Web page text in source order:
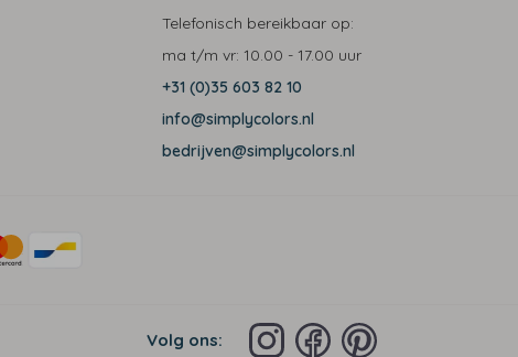
Telefonisch bereikbaar op:
ma t/m vr: 10.00 - 17.00 uur
+31 (0)35 603 82 10
info@simplycolors.nl
bedrijven@simplycolors.nl
Volg ons: